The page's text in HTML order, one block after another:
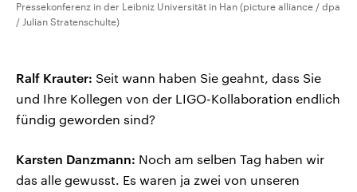
Pressekonferenz in der Leibniz Universität in Han (picture alliance / dpa
/ Julian Stratenschulte)
Ralf Krauter: Seit wann haben Sie geahnt, dass Sie
und Ihre Kollegen von der LIGO-Kollaboration endlich
fündig geworden sind?
Karsten Danzmann: Noch am selben Tag haben wir
das alle gewusst. Es waren ja zwei von unseren